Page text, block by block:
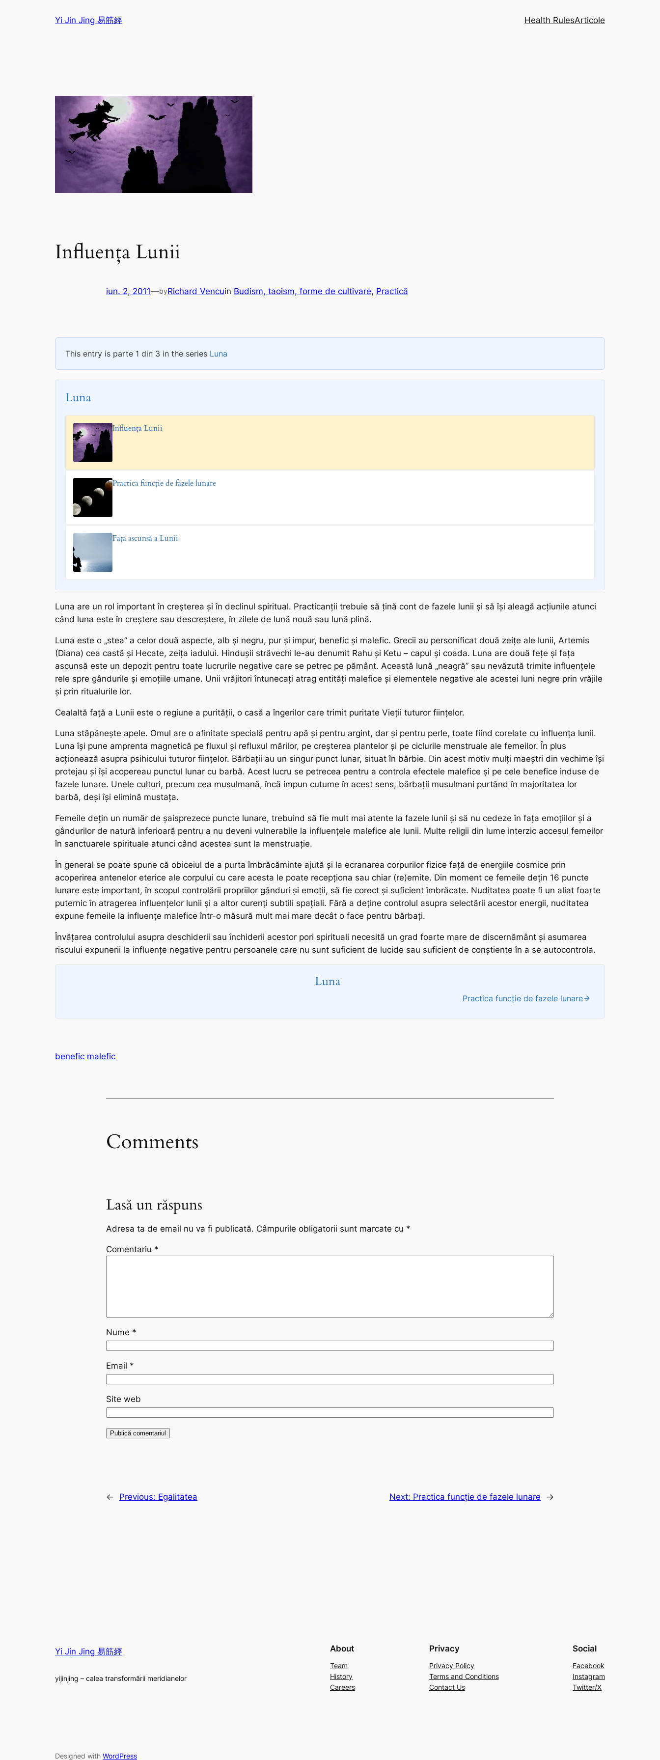
Yi Jin Jing 易筋經 Health RulesArticole
Influența Lunii
iun. 2, 2011—byRichard Vencuin Budism, taoism, forme de cultivare, Practică
This entry is parte 1 din 3 in the series Luna
Luna
Influența Lunii
Practica funcție de fazele lunare
Fața ascunsă a Lunii
Luna are un rol important în creșterea și în declinul spiritual. Practicanții trebuie să țină cont de fazele lunii și să își aleagă acțiunile atunci
când luna este în creștere sau descreștere, în zilele de lună nouă sau lună plină.
Luna este o „stea” a celor două aspecte, alb și negru, pur și impur, benefic și malefic. Grecii au personificat două zeițe ale lunii, Artemis
(Diana) cea castă și Hecate, zeița iadului. Hindușii străvechi le-au denumit Rahu și Ketu – capul și coada. Luna are două fețe și fața
ascunsă este un depozit pentru toate lucrurile negative care se petrec pe pământ. Această lună „neagră” sau nevăzută trimite influențele
rele spre gândurile și emoțiile umane. Unii vrăjitori întunecați atrag entități malefice și elementele negative ale acestei luni negre prin vrăjile
și prin ritualurile lor.
Cealaltă față a Lunii este o regiune a purității, o casă a îngerilor care trimit puritate Vieții tuturor ființelor.
Luna stăpânește apele. Omul are o afinitate specială pentru apă și pentru argint, dar și pentru perle, toate fiind corelate cu influența lunii.
Luna își pune amprenta magnetică pe fluxul și refluxul mărilor, pe creșterea plantelor și pe ciclurile menstruale ale femeilor. În plus
acționează asupra psihicului tuturor ființelor. Bărbații au un singur punct lunar, situat în bărbie. Din acest motiv mulți maeștri din vechime își
protejau și își acopereau punctul lunar cu barbă. Acest lucru se petrecea pentru a controla efectele malefice și pe cele benefice induse de
fazele lunare. Unele culturi, precum cea musulmană, încă impun cutume în acest sens, bărbații musulmani purtând în majoritatea lor
barbă, deși își elimină mustața.
Femeile dețin un număr de șaisprezece puncte lunare, trebuind să fie mult mai atente la fazele lunii și să nu cedeze în fața emoțiilor și a
gândurilor de natură inferioară pentru a nu deveni vulnerabile la influențele malefice ale lunii. Multe religii din lume interzic accesul femeilor
în sanctuarele spirituale atunci când acestea sunt la menstruație.
În general se poate spune că obiceiul de a purta îmbrăcăminte ajută și la ecranarea corpurilor fizice față de energiile cosmice prin
acoperirea antenelor eterice ale corpului cu care acesta le poate recepționa sau chiar (re)emite. Din moment ce femeile dețin 16 puncte
lunare este important, în scopul controlării propriilor gânduri și emoții, să fie corect și suficient îmbrăcate. Nuditatea poate fi un aliat foarte
puternic în atragerea influențelor lunii și a altor curenți subtili spațiali. Fără a deține controlul asupra selectării acestor energii, nuditatea
expune femeile la influențe malefice într-o măsură mult mai mare decât o face pentru bărbați.
Învățarea controlului asupra deschiderii sau închiderii acestor pori spirituali necesită un grad foarte mare de discernământ și asumarea
riscului expunerii la influențe negative pentru persoanele care nu sunt suficient de lucide sau suficient de conștiente în a se autocontrola.
Luna
Practica funcție de fazele lunare
benefic malefic
Comments
Lasă un răspuns
Adresa ta de email nu va fi publicată. Câmpurile obligatorii sunt marcate cu *
Comentariu *
Nume *
Email *
Site web
← Previous: Egalitatea Next: Practica funcție de fazele lunare →
Yi Jin Jing 易筋經
yijinjing – calea transformării meridianelor
About
Team
History
Careers
Privacy
Privacy Policy
Terms and Conditions
Contact Us
Social
Facebook
Instagram
Twitter/X
Designed with WordPress